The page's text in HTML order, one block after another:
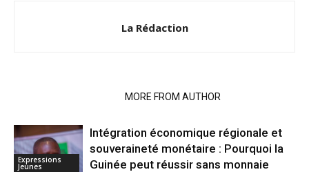
La Rédaction
MORE FROM AUTHOR
Expressions
Jeunes
Intégration économique régionale et
souveraineté monétaire : Pourquoi la
Guinée peut réussir sans monnaie